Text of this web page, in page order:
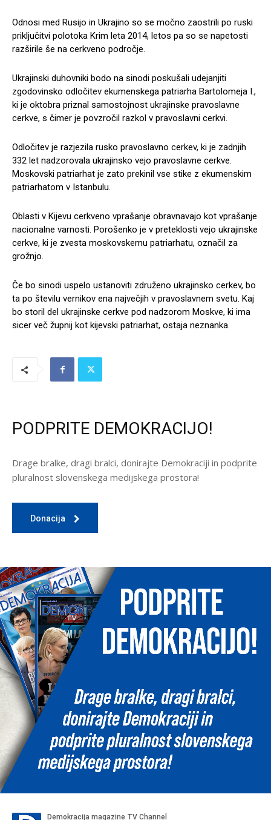
Odnosi med Rusijo in Ukrajino so se močno zaostrili po ruski
priključitvi polotoka Krim leta 2014, letos pa so se napetosti
razširile še na cerkveno področje.
Ukrajinski duhovniki bodo na sinodi poskušali udejanjiti
zgodovinsko odločitev ekumenskega patriarha Bartolomeja I.,
ki je oktobra priznal samostojnost ukrajinske pravoslavne
cerkve, s čimer je povzročil razkol v pravoslavni cerkvi.
Odločitev je razjezila rusko pravoslavno cerkev, ki je zadnjih
332 let nadzorovala ukrajinsko vejo pravoslavne cerkve.
Moskovski patriarhat je zato prekinil vse stike z ekumenskim
patriarhatom v Istanbulu.
Oblasti v Kijevu cerkveno vprašanje obravnavajo kot vprašanje
nacionalne varnosti. Porošenko je v preteklosti vejo ukrajinske
cerkve, ki je zvesta moskovskemu patriarhatu, označil za
grožnjo.
Če bo sinodi uspelo ustanoviti združeno ukrajinsko cerkev, bo
ta po številu vernikov ena največjih v pravoslavnem svetu. Kaj
bo storil del ukrajinske cerkve pod nadzorom Moskve, ki ima
sicer več župnij kot kijevski patriarhat, ostaja neznanka.
PODPRITE DEMOKRACIJO!
Drage bralke, dragi bralci, donirajte Demokraciji in podprite
pluralnost slovenskega medijskega prostora!
Donacija